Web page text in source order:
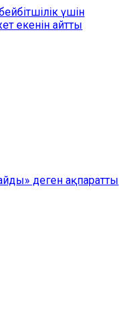
үшін
екенін айтты
деген ақпаратты